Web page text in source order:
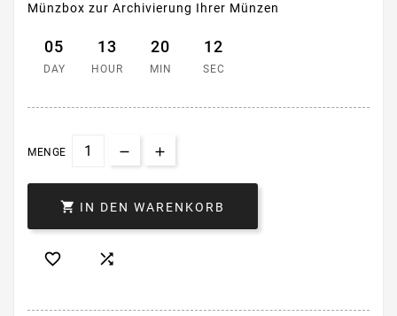
Münzbox zur Archivierung Ihrer Münzen
05
DAY
13
HOUR
20
MIN
12
SEC
MENGE
 IN DEN WARENKORB
 